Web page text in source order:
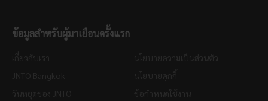
ข้อมูลสำหรับผู้มาเยือนครั้งแรก